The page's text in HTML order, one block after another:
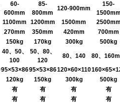
60-
600mm
85-
800mm
120-900mm
150-
1500mm
1100mm 1200mm 1500mm
2500mm
270mm 350mm 420mm
700mm
150kg 170kg 300kg 500kg
40、 50、
100
50、 80、
120
80、 140 80、
95×53×8695×53×86120×60×110
120kg 150kg 300kg
500kg
有 有 有
有
有 有 有
有